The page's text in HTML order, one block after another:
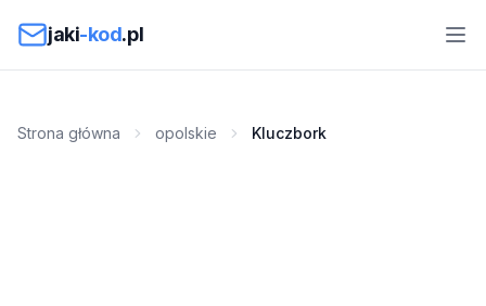
jaki-kod.pl
Strona główna opolskie Kluczbork